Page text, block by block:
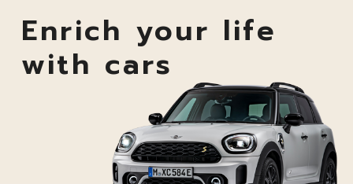
Enrich your life
with cars